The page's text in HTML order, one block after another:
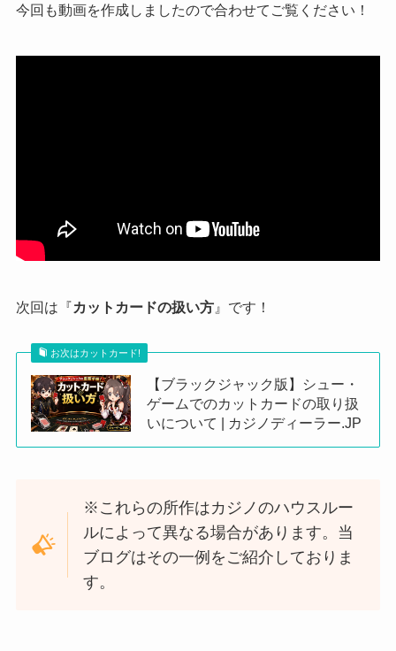
今回も動画を作成しましたので合わせてご覧ください！
次回は『カットカードの扱い方』です！
お次はカットカード!
【ブラックジャック版】シュー・
ゲームでのカットカードの取り扱
いについて | カジノディーラー.JP
※これらの所作はカジノのハウスルー
ルによって異なる場合があります。当
ブログはその一例をご紹介しておりま
す。